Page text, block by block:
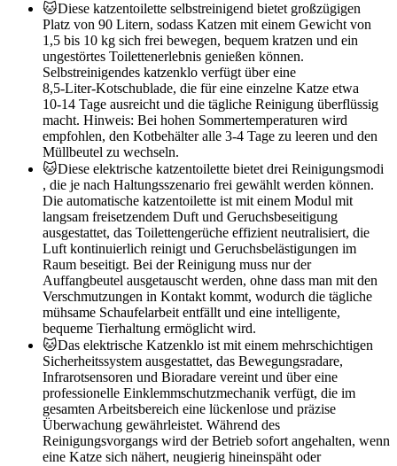
🐱Diese katzentoilette selbstreinigend bietet großzügigen
Platz von 90 Litern, sodass Katzen mit einem Gewicht von
1,5 bis 10 kg sich frei bewegen, bequem kratzen und ein
ungestörtes Toilettenerlebnis genießen können.
Selbstreinigendes katzenklo verfügt über eine
8,5‑Liter‑Kotschublade, die für eine einzelne Katze etwa
10‑14 Tage ausreicht und die tägliche Reinigung überflüssig
macht. Hinweis: Bei hohen Sommertemperaturen wird
empfohlen, den Kotbehälter alle 3‑4 Tage zu leeren und den
Müllbeutel zu wechseln.
🐱Diese elektrische katzentoilette bietet drei Reinigungsmodi
, die je nach Haltungsszenario frei gewählt werden können.
Die automatische katzentoilette ist mit einem Modul mit
langsam freisetzendem Duft und Geruchsbeseitigung
ausgestattet, das Toilettengerüche effizient neutralisiert, die
Luft kontinuierlich reinigt und Geruchsbelästigungen im
Raum beseitigt. Bei der Reinigung muss nur der
Auffangbeutel ausgetauscht werden, ohne dass man mit den
Verschmutzungen in Kontakt kommt, wodurch die tägliche
mühsame Schaufelarbeit entfällt und eine intelligente,
bequeme Tierhaltung ermöglicht wird.
🐱Das elektrische Katzenklo ist mit einem mehrschichtigen
Sicherheitssystem ausgestattet, das Bewegungsradare,
Infrarotsensoren und Bioradare vereint und über eine
professionelle Einklemmschutzmechanik verfügt, die im
gesamten Arbeitsbereich eine lückenlose und präzise
Überwachung gewährleistet. Während des
Reinigungsvorgangs wird der Betrieb sofort angehalten, wenn
eine Katze sich nähert, neugierig hineinspäht oder